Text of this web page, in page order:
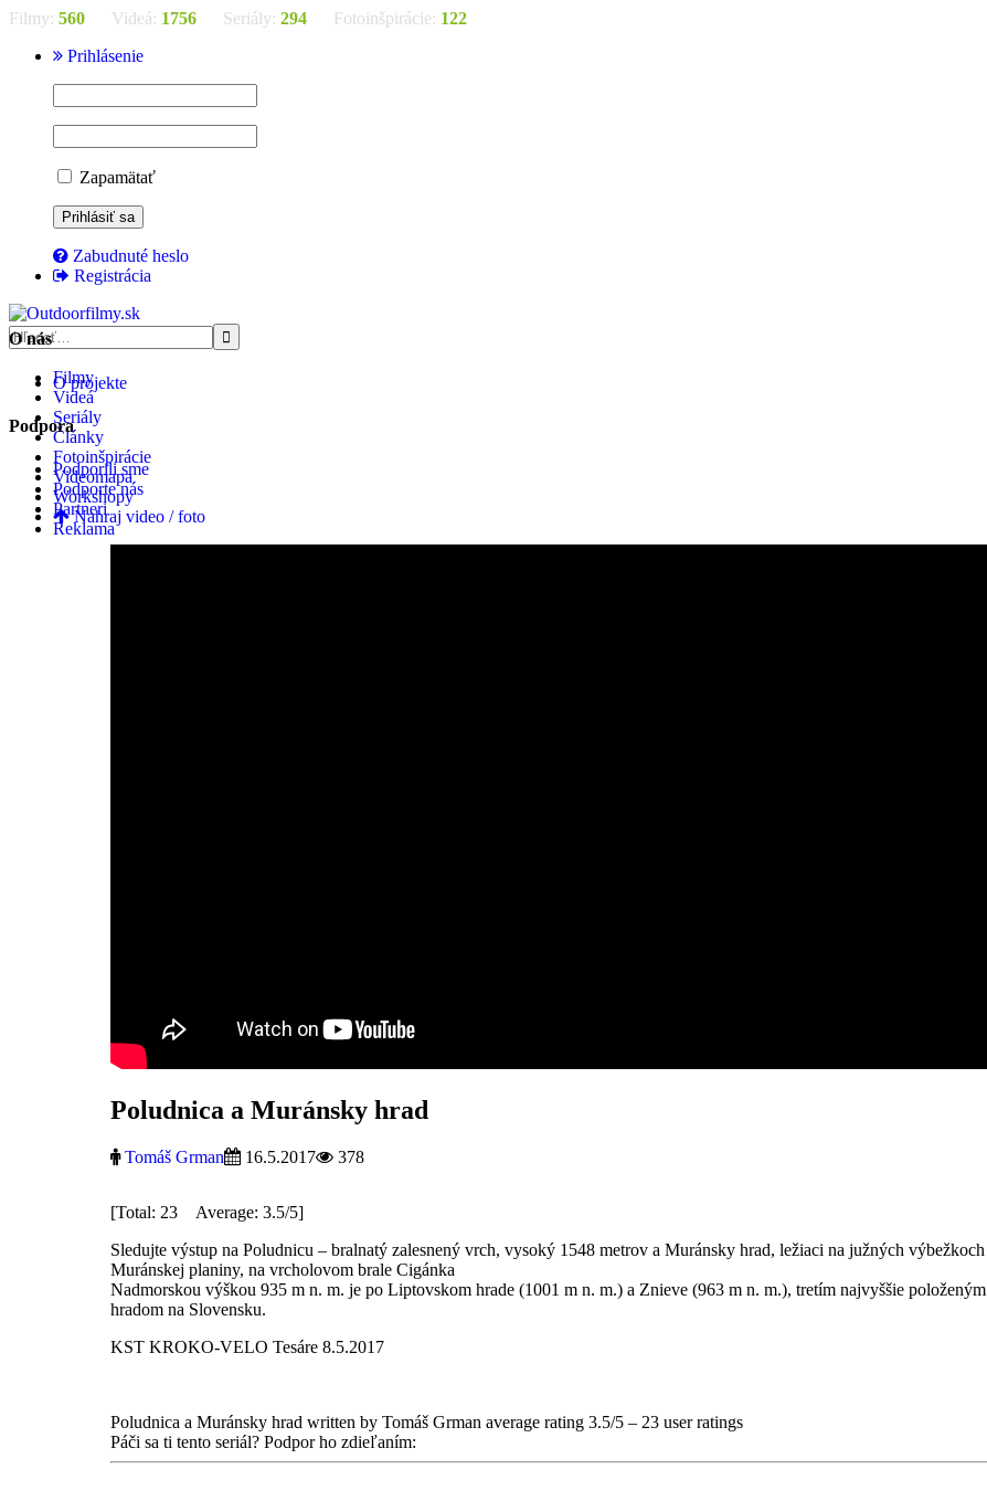
Filmy: 560 Videá: 1756 Seriály: 294 Fotoinšpirácie: 122
Prihlásenie
Zapamätať
Zabudnuté heslo
Registrácia
Filmy
Videá
Seriály
Články
Fotoinšpirácie
Videomapa
Workshopy
Nahraj video / foto
Poludnica a Muránsky hrad
Tomáš Grman 16.5.2017 378
[Total: 23 Average: 3.5/5]
Sledujte výstup na Poludnicu – bralnatý zalesnený vrch, vysoký 1548 metrov a Muránsky hrad, ležiaci na južných výbežkoch
Muránskej planiny, na vrcholovom brale Cigánka
Nadmorskou výškou 935 m n. m. je po Liptovskom hrade (1001 m n. m.) a Znieve (963 m n. m.), tretím najvyššie položeným
hradom na Slovensku.
KST KROKO-VELO Tesáre 8.5.2017
Poludnica a Muránsky hrad written by Tomáš Grman average rating 3.5/5 – 23 user ratings
Páči sa ti tento seriál? Podpor ho zdieľaním:
O nás
O projekte
Podpora
Podporili sme
Podporte nás
Partneri
Reklama